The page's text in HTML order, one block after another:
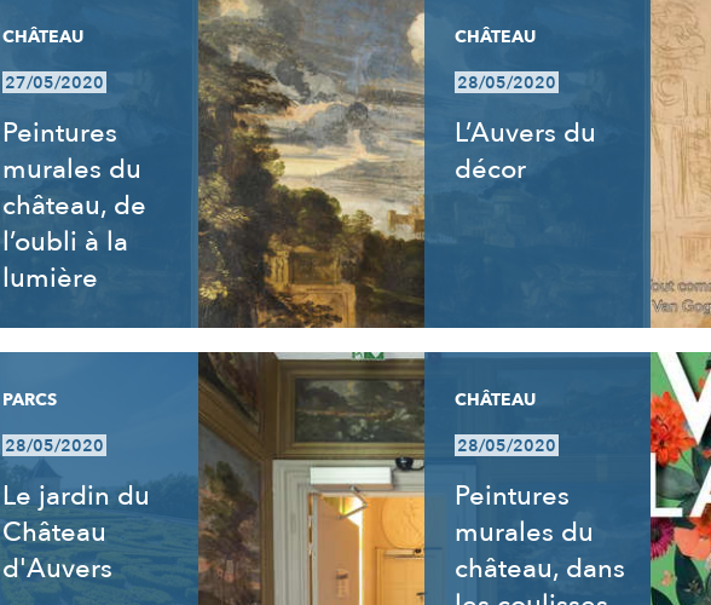
CHÂTEAU
27/05/2020
Peintures
murales du
château, de
l’oubli à la
lumière
CHÂTEAU
28/05/2020
L’Auvers du
décor
PARCS
28/05/2020
Le jardin du
Château
d'Auvers
CHÂTEAU
28/05/2020
Peintures
murales du
château, dans